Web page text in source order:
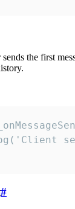
the first
#